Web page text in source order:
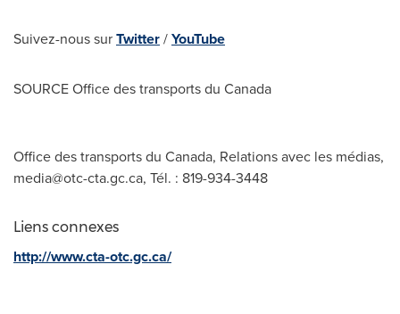
Suivez-nous surTwitter/YouTube
SOURCE Office des transports du Canada
Office des transports du Canada, Relations avec les médias,
media@otc-cta.gc.ca, Tél. : 819-934-3448
Liens connexes
http://www.cta-otc.gc.ca/